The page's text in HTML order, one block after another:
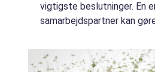
vigtigste beslutninger. En
samarbejdspartner kan
kvalitet og et projekt, hvor
overbli...